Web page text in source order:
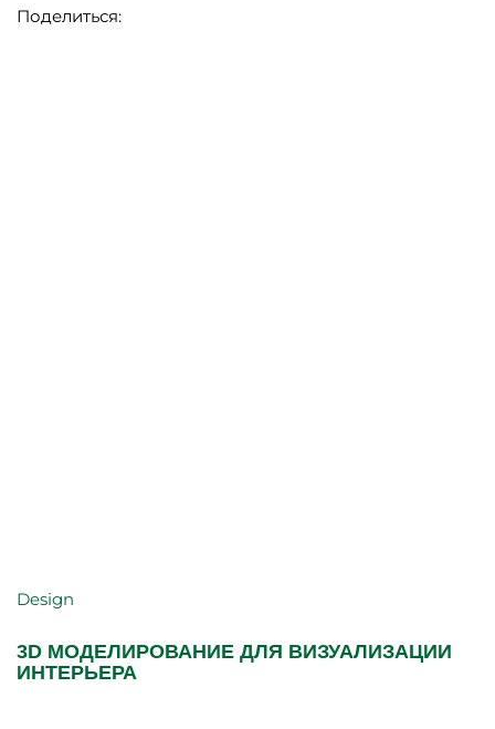
Поделиться:
Design
3D МОДЕЛИРОВАНИЕ ДЛЯ ВИЗУАЛИЗАЦИИ
ИНТЕРЬЕРА